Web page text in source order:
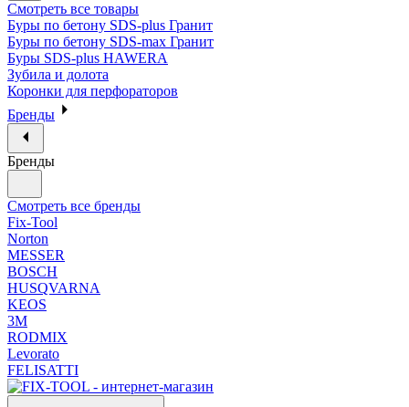
Смотреть все товары
Буры по бетону SDS-plus Гранит
Буры по бетону SDS-max Гранит
Буры SDS-plus HAWERA
Зубила и долота
Коронки для перфораторов
Бренды
Бренды
Смотреть все бренды
Fix-Tool
Norton
MESSER
BOSCH
HUSQVARNA
KEOS
3М
RODMIX
Levorato
FELISATTI